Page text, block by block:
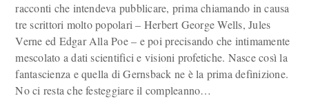
racconti che intendeva pubblicare, prima chiamando in causa
tre scrittori molto popolari – Herbert George Wells, Jules
Verne ed Edgar Alla Poe – e poi precisando che intimamente
mescolato a dati scientifici e visioni profetiche. Nasce così la
fantascienza e quella di Gernsback ne è la prima definizione.
No ci resta che festeggiare il compleanno…